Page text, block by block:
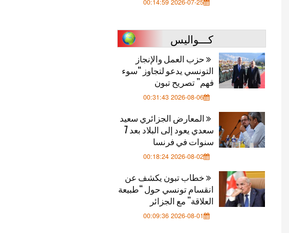
2026-07-25 00:14:59
كـــواليس
حزب العمل والإنجاز
التونسي يدعو لتجاوز “سوء
فهم” تصريح تبون
2026-08-06 00:31:43
المعارض الجزائري سعيد
سعدي يعود إلى البلاد بعد 7
سنوات في فرنسا
2026-08-02 00:18:24
خطاب تبون يكشف عن
انقسام تونسي حول “طبيعة
العلاقة” مع الجزائر
2026-08-01 00:09:36